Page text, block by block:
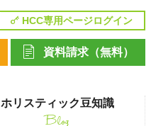
ホリスティック豆知識
Blog
資料請求（無料）
HCC専用ページログイン